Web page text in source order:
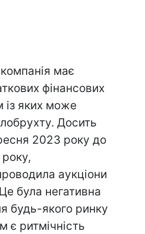
має
фінансових
яких може
Досить
2023 року до
аукціони
була негативна
будь-якого ринку
ритмічність